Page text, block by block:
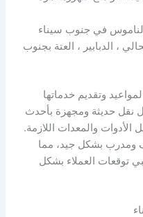
الناموس في جنوب سيناء
، الدبابير ، العتة بجنوب
وتقديم خدماتها
نقل حديثة ومجهزة بأحدث
والمعدات اللازمة.
ومدرب بشكل جيد، مما
توقعات العملاء بشكل